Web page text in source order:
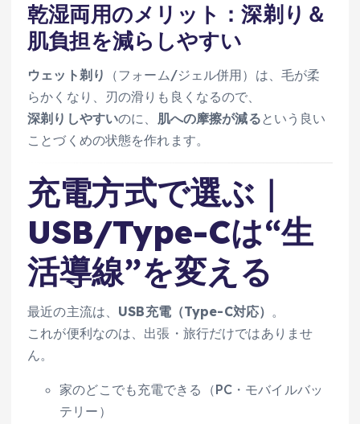
乾湿両用のメリット：深剃り＆
肌負担を減らしやすい
ウェット剃り
（フォーム/ジェル併用）は、毛が柔
らかくなり、刃の滑りも良くなるので、
深剃りしやすいのに、 肌への摩擦が減る という良い
ことづくめの状態を作れます。
充電方式で選ぶ｜
USB/Type-Cは“生
活導線”を変える
最近の主流は、 USB充電（Type-C対応） 。
これが便利なのは、出張・旅行だけではありませ
ん。
家のどこでも充電できる（PC・モバイルバッ
テリー）